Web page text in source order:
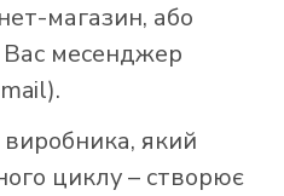
магазин, або
месенджер
який
циклу – створює